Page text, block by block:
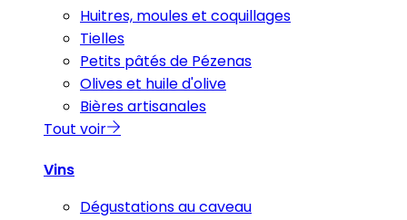
Huitres, moules et coquillages
Tielles
Petits pâtés de Pézenas
Olives et huile d'olive
Bières artisanales
Tout voir
Vins
Dégustations au caveau